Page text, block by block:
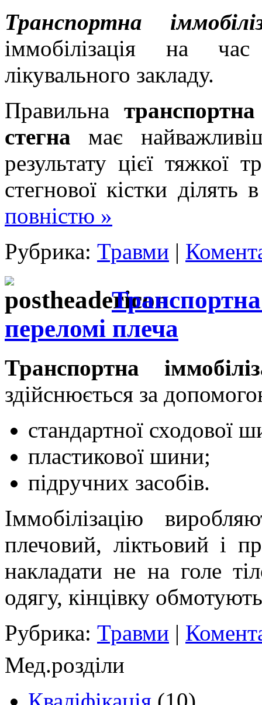
Транспортна
іммобілізація на
лікувального закладу.
Правильна
стегна має
результату цієї тяжкої
стегнової кістки
повністю »
Рубрика: Травми |
Транспортна
переломі плеча
Транспортна
здійснюється за
стандартної сходової
пластикової шини;
підручних засобів.
Іммобілізацію
плечовий, ліктьовий і
накладати не на голе
одягу, кінцівку
Рубрика: Травми |
Мед.розділи